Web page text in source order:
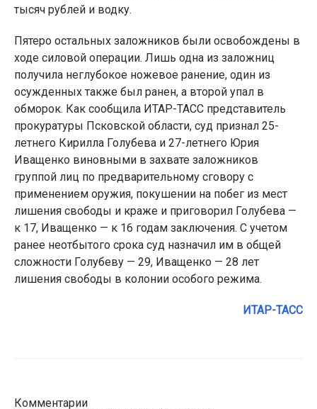
тысяч рублей и водку.
Пятеро остальных заложников были освобождены в
ходе силовой операции. Лишь одна из заложниц
получила неглубокое ножевое ранение, один из
осужденных также был ранен, а второй упал в
обморок. Как сообщила ИТАР-ТАСС представитель
прокуратуры Псковской области, суд признал 25-
летнего Кирилла Голубева и 27-летнего Юрия
Иващенко виновными в захвате заложников
группой лиц по предварительному сговору с
применением оружия, покушении на побег из мест
лишения свободы и краже и приговорил Голубева —
к 17, Иващенко — к 16 годам заключения. С учетом
ранее неотбытого срока суд назначил им в общей
сложности Голубеву — 29, Иващенко — 28 лет
лишения свободы в колонии особого режима.
ИТАР-ТАСС
Комментарии